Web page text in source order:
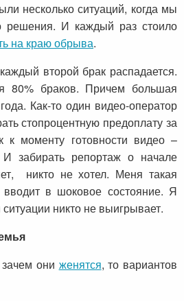
несколько ситуаций, когда мы
решения. И каждый раз стоило
на краю обрыва.
второй брак распадается.
80% браков. Причем большая
Как-то один видео-оператор
стопроцентную предоплату за
к моменту готовности видео –
забирать репортаж о начале
никто не хотел. Меня такая
вводит в шоковое состояние. Я
никто не выигрывает.
они женятся, то вариантов